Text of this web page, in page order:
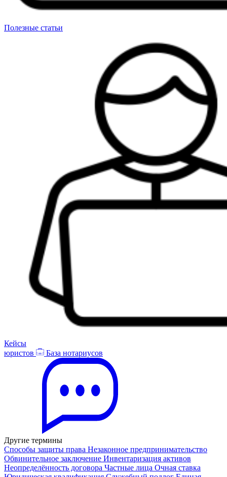
Полезные статьи
Кейсы
юристов
База нотариусов
Другие термины
Способы защиты права Незаконное предпринимательство
Обвинительное заключение Инвентаризация активов
Неопределённость договора Частные лица Очная ставка